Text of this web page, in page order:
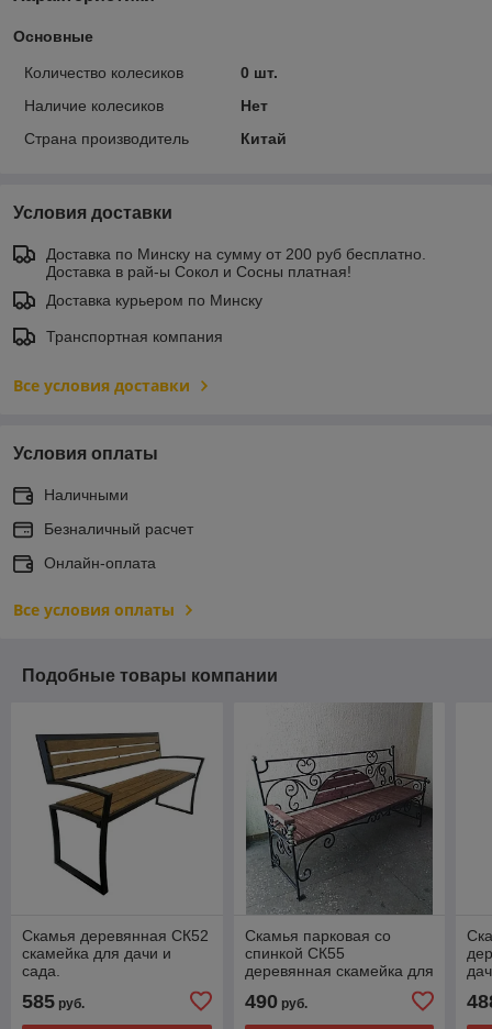
Основные
Количество колесиков
0 шт.
Наличие колесиков
Нет
Страна производитель
Китай
Условия доставки
Доставка по Минску на сумму от 200 руб бесплатно.
Доставка в рай-ы Сокол и Сосны платная!
Доставка курьером по Минску
Транспортная компания
Все условия доставки
Условия оплаты
Наличными
Безналичный расчет
Онлайн-оплата
Все условия оплаты
Подобные товары компании
Скамья деревянная СК52
скамейка для дачи и
сада.
585 руб.
Скамья парковая со
спинкой СК55
деревянная скамейка для
490руб.